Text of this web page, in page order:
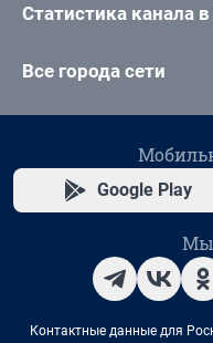
Статистика канала
Все города сети
Google Play
Мы
Контактные данные для